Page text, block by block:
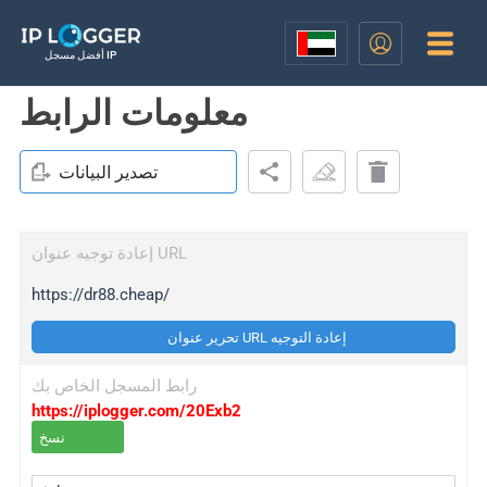
أفضل مسجل IP
معلومات الرابط
تصدير البيانات
إعادة توجيه عنوان URL
https://dr88.cheap/
تحرير عنوان URL إعادة التوجيه
رابط المسجل الخاص بك
https://iplogger.com/20Exb2
نسخ